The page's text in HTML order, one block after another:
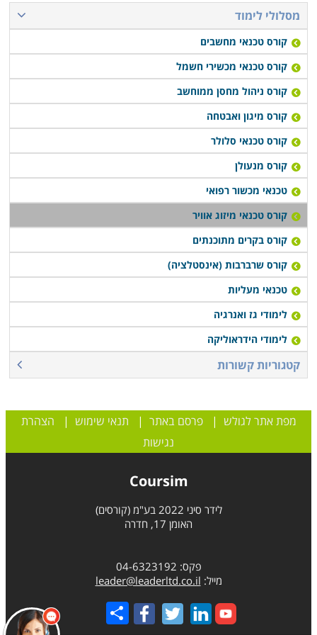
מבוקש ולסלול לעצמם קריירה רווחית ובתנאי העסקה טובים
יותר. חלק מהמכללות מעניקות שירותי השמה לבוגרים, ובכך
מקלות עליהם בצעדיהם הראשונים בשוק העבודה.
לימודי קורס טכנאי מיזוג אוויר מתקיימים במוסדות לימוד
רבים ברחבי הארץ: חיפה, תל אביב, רמת גן, פתח תקווה,
כפר סבא ועוד במספר מקומות רבים ברחבים הארץ.
במרבית המקומות מדובר בלימודי ערב או בוקר במסלול
גמיש, כך שאפשר יהיה לעבור את הקורס במקביל להמשך
העבודה הקיימת.
מסלולי לימוד
קורס טכנאי מחשבים
קורס טכנאי מכשירי חשמל
קורס ניהול מחסן ממוחשב
קורס מיגון ואבטחה
קורס טכנאי סלולר
קורס מנעולן
טכנאי מכשור רפואי
קורס טכנאי מיזוג אוויר
קורס בקרים מתוכנתים
קורס שרברבות (אינסטלציה)
טכנאי מעליות
לימודי גז ואנרגיה
לימודי הידראוליקה
קטגוריות קשורות
מפת אתר לגולש |פרסם באתר | תנאי שימוש | הצהרת
נגישות
Coursim
לידר סיני 2022 בע"מ (קורסים)
האומן 17, חדרה
פקס: 04-6323192
מייל: leader@leaderltd.co.il
Share